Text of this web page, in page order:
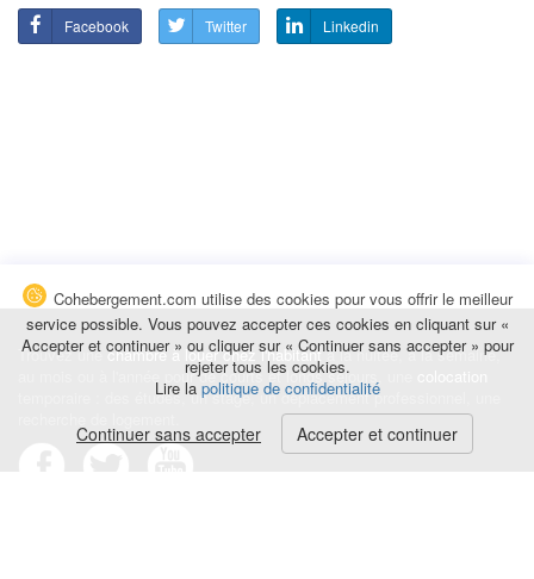
Facebook Twitter Linkedin
Trouvez unechambre à louer chez l'habitantà la nuitée, à la semaine,
au mois ou à l'année pour de courts et longs séjours, une
temporaire : des études, un stage, un déplacement professionnel, une
Cohebergement.com utilise des cookies pour vous offrir le meilleur
service possible. Vous pouvez accepter ces cookies en cliquant sur «
Accepter et continuer » ou cliquer sur « Continuer sans accepter » pour
rejeter tous les cookies.
Lire la politique de confidentialité
Continuer sans accepter Accepter et continuer